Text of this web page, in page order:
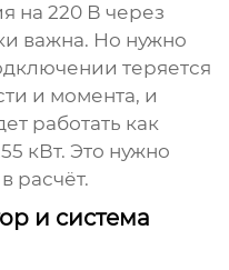
на 220 В через
важна. Но нужно
теряется
и момента, и
работать как
кВт. Это нужно
расчёт.
и система